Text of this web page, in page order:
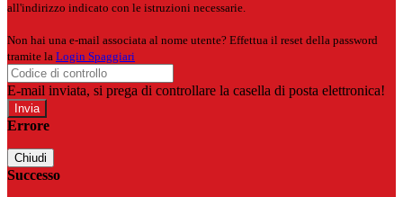
all'indirizzo indicato con le istruzioni necessarie.
Non hai una e-mail associata al nome utente? Effettua il reset della password
tramite la Login Spaggiari
E-mail inviata, si prega di controllare la casella di posta elettronica!
Errore
Chiudi
Successo